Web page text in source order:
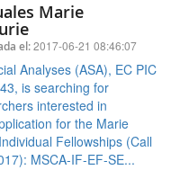
Marie
el:2017-06-21 08:46:07
Analyses (ASA), EC PIC
is searching for
interested in
for the Marie
Fellowships (Call
MSCA-IF-EF-SE...